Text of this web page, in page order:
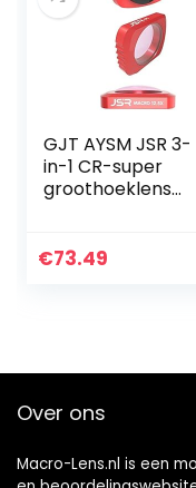
GJT AYSM JSR 3-
in-1 CR-super
groothoeklens
for DJI OSMO
€73.49
Over ons
Macro-Lens.nl is een